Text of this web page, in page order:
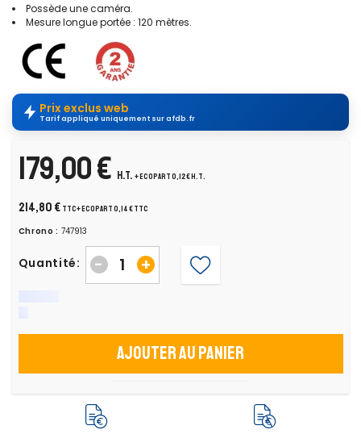
Possède une caméra.
Mesure longue portée : 120 mètres.
Prix exclus web
Tarif appliqué uniquement sur afdb.fr
179,00 € H.T. + ecopart 0,12 € H.T.
214,80 € TTC+ ecopart 0,14 € TTC
Chrono : 747913
Quantité: +
-
Ajouter au panier